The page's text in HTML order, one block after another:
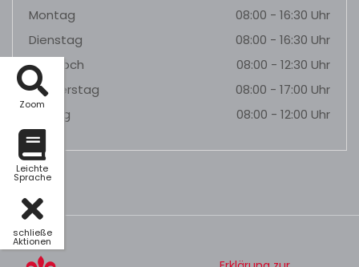
Zoom
Leichte
Sprache
schließe
Aktionen
Montag
08:00 - 16:30 Uhr
Dienstag
08:00 - 16:30 Uhr
Mittwoch
08:00 - 12:30 Uhr
Donnerstag
08:00 - 17:00 Uhr
Freitag
08:00 - 12:00 Uhr